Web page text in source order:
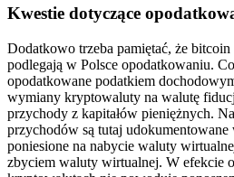
Kwestie dotyczące
Dodatkowo trzeba pamiętać, że
podlegają w Polsce opodatkowaniu.
opodatkowane podatkiem
wymiany kryptowaluty na walutę
przychody z kapitałów pieniężnych.
przychodów są tutaj
poniesione na nabycie waluty
zbyciem waluty wirtualnej. W efekcie